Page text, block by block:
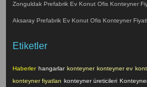
Zonguldak Prefabrik Ev Konut Ofis Konteyner
Aksaray Prefabrik Ev Konut Ofis Konteyner
Etiketler
Haberler hangarlar konteyner konteyner ev
konteyner fiyatları konteyner üreticileri